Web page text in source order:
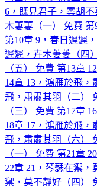
6，既見君子，雲胡不
木萋萋（一）
免費 第
第10章 9，春日遲遲
遲遲，卉木萋萋（四）
（五）
免費 第13章
14章 13，鴻雁於飛，
飛，肅肅其羽（二）
（三）
免費 第17章
18章 17，鴻雁於飛，
飛，肅肅其羽（六）
（一）
免費 第21章
22章 21，琴瑟在禦，
禦，莫不靜好（四）